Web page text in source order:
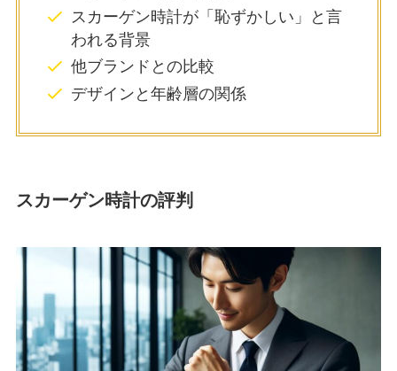
スカーゲン時計が「恥ずかしい」と言
われる背景
他ブランドとの比較
デザインと年齢層の関係
スカーゲン時計の評判